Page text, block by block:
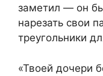
заметил — он
нарезать свои
треугольники
«Твоей дочери